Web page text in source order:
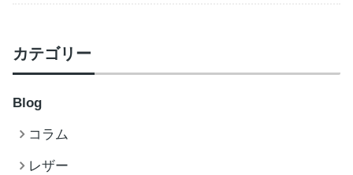
カテゴリー
Blog
コラム
レザー